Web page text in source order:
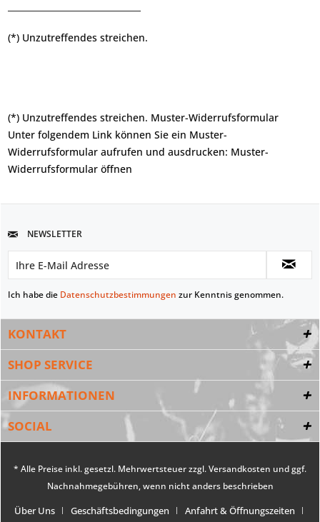
(*) Unzutreffendes streichen.
(*) Unzutreffendes streichen. Muster-Widerrufsformular
Unter folgendem Link können Sie ein Muster-
Widerrufsformular aufrufen und ausdrucken: Muster-
Widerrufsformular öffnen
NEWSLETTER
Ich habe die Datenschutzbestimmungen zur Kenntnis genommen.
KONTAKT
SHOP SERVICE
INFORMATIONEN
SOCIAL
* Alle Preise inkl. gesetzl. Mehrwertsteuer zzgl.Versandkosten und ggf.
Nachnahmegebühren, wenn nicht anders beschrieben
Über Uns Geschäftsbedingungen Anfahrt & Öffnungszeiten